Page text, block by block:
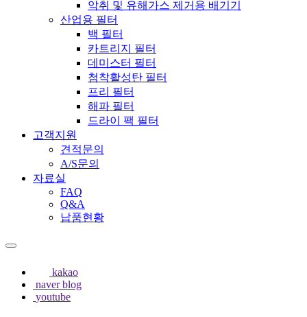
악취 및 유해가스 제거용 배기기
산업용 필터
백 필터
카트리지 필터
데미스터 필터
첨착활성탄 필터
프리 필터
해파 필터
드라이 팩 필터
고객지원
견적문의
A/S문의
자료실
FAQ
Q&A
납품현황
kakao
naver blog
youtube